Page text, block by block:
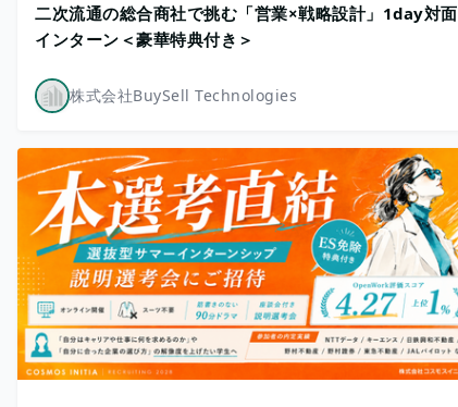
二次流通の総合商社で挑む「営業×戦略設計」1day対面
インターン＜豪華特典付き＞
株式会社BuySell Technologies